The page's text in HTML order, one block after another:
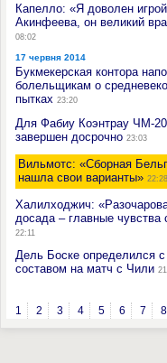
Капелло: «Я доволен игрой
Акинфеева, он великий
08:02
17 червня 2014
Букмекерская контора
болельщикам о
пытках 23:20
Для Фабиу Коэнтрау ЧМ-
завершен досрочно 23:03
Вильмотс: «Сборная
нашла свои варианты» 22:28
Халилходжич:
досада – главные чувства
22:11
Дель Боске определился с
составом на матч с Чили
1 2 3 4 5 6 7 8